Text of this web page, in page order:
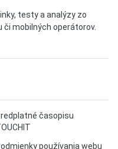
testy a analýzy zo
mobilných operátorov.
časopisu
používania webu